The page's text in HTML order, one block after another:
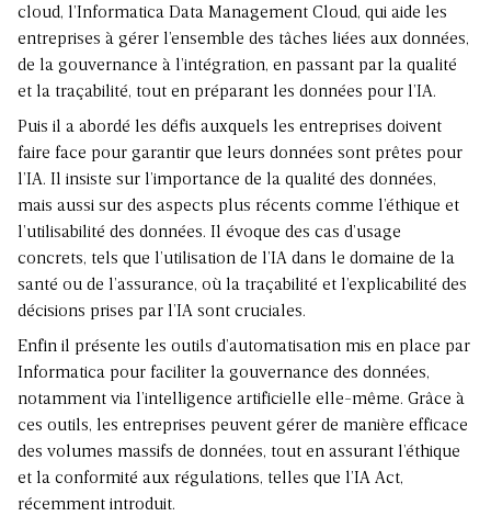
cloud, l’Informatica Data Management Cloud, qui aide les
entreprises à gérer l’ensemble des tâches liées aux données,
de la gouvernance à l’intégration, en passant par la qualité
et la traçabilité, tout en préparant les données pour l’IA.
Puis il a abordé les défis auxquels les entreprises doivent
faire face pour garantir que leurs données sont prêtes pour
l’IA. Il insiste sur l’importance de la qualité des données,
mais aussi sur des aspects plus récents comme l’éthique et
l’utilisabilité des données. Il évoque des cas d’usage
concrets, tels que l’utilisation de l’IA dans le domaine de la
santé ou de l’assurance, où la traçabilité et l’explicabilité des
décisions prises par l’IA sont cruciales.
Enfin il présente les outils d’automatisation mis en place par
Informatica pour faciliter la gouvernance des données,
notamment via l’intelligence artificielle elle-même. Grâce à
ces outils, les entreprises peuvent gérer de manière efficace
des volumes massifs de données, tout en assurant l’éthique
et la conformité aux régulations, telles que l’IA Act,
récemment introduit.